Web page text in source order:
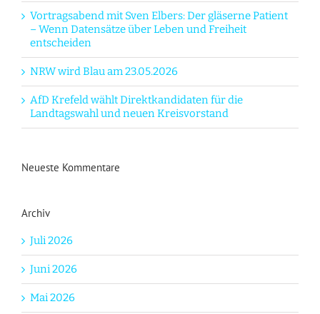
Vortragsabend mit Sven Elbers: Der gläserne Patient
– Wenn Datensätze über Leben und Freiheit
entscheiden
NRW wird Blau am 23.05.2026
AfD Krefeld wählt Direktkandidaten für die
Landtagswahl und neuen Kreisvorstand
Neueste Kommentare
Archiv
Juli 2026
Juni 2026
Mai 2026